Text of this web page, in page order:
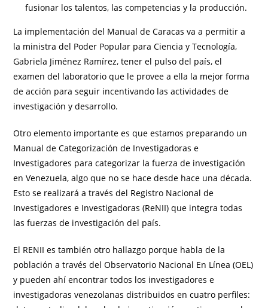
fusionar los talentos, las competencias y la producción.
La implementación del Manual de Caracas va a permitir a
la ministra del Poder Popular para Ciencia y Tecnología,
Gabriela Jiménez Ramírez, tener el pulso del país, el
examen del laboratorio que le provee a ella la mejor forma
de acción para seguir incentivando las actividades de
investigación y desarrollo.
Otro elemento importante es que estamos preparando un
Manual de Categorización de Investigadoras e
Investigadores para categorizar la fuerza de investigación
en Venezuela, algo que no se hace desde hace una década.
Esto se realizará a través del Registro Nacional de
Investigadores e Investigadoras (ReNII) que integra todas
las fuerzas de investigación del país.
El RENII es también otro hallazgo porque habla de la
población a través del Observatorio Nacional En Línea (OEL)
y pueden ahí encontrar todos los investigadores e
investigadoras venezolanas distribuidos en cuatro perfiles: